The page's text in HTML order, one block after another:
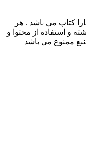
کتاب می باشد . هر
و استفاده از محتوا و
ممنوع می باشد